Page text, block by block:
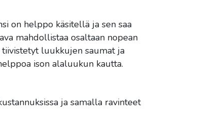
on helppo käsitellä ja sen saa
mahdollistaa osaltaan nopean
luukkujen saumat ja
ison alaluukun kautta.
ja samalla ravinteet